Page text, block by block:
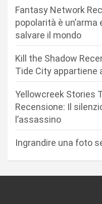
Fantasy Network
popolarità è un’arma
salvare il mondo
Kill the Shadow
Tide City appartiene
Yellowcreek Stories
Recensione: Il
l’assassino
Ingrandire una foto